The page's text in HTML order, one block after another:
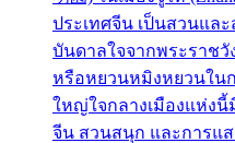
ประเทศจีน เป็นสวนแล
บันดาลใจจากพระราชวัง
หรือหยวนหมิงหยวนใน
ใหญ่ใจกลางเมืองแห่ง
จีน สวนสนุก และการแส